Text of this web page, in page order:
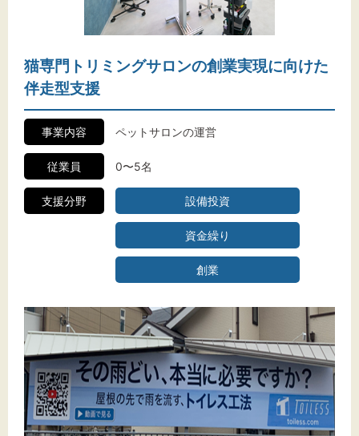
背景色
黒 白 黄
猫専門トリミングサロンの創業実現に向けた
伴走型支援
事業内容 ペットサロンの運営
従業員 0〜5名
支援分野 設備投資
資金繰り
創業